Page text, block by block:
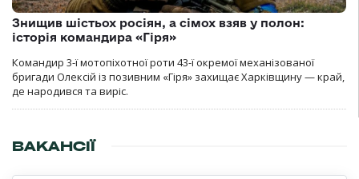
Знищив шістьох росіян, а сімох взяв у полон:
історія командира «Гіря»
Командир 3-ї мотопіхотної роти 43-ї окремої механізованої
бригади Олексій із позивним «Гіря» захищає Харківщину — край,
де народився та виріс.
ВАКАНСІЇ